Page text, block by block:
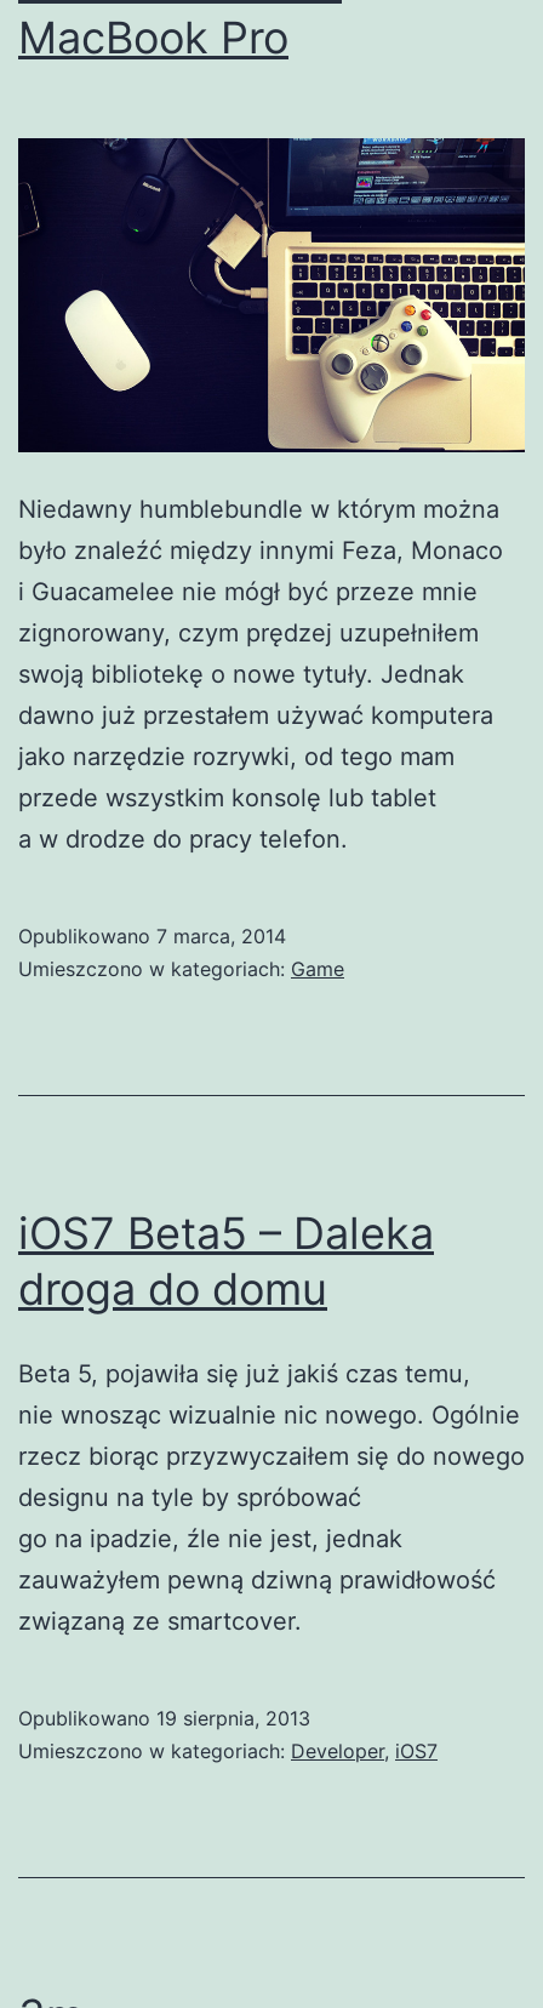
MacBook Pro
Niedawny humblebundle w którym można
było znaleźć między innymi Feza, Monaco
i Guacamelee nie mógł być przeze mnie
zignorowany, czym prędzej uzupełniłem
swoją bibliotekę o nowe tytuły. Jednak
dawno już przestałem używać komputera
jako narzędzie rozrywki, od tego mam
przede wszystkim konsolę lub tablet
a w drodze do pracy telefon.
Opublikowano 7 marca, 2014
Umieszczono w kategoriach: Game
iOS7 Beta5 – Daleka
droga do domu
Beta 5, pojawiła się już jakiś czas temu,
nie wnosząc wizualnie nic nowego. Ogólnie
rzecz biorąc przyzwyczaiłem się do nowego
designu na tyle by spróbować
go na ipadzie, źle nie jest, jednak
zauważyłem pewną dziwną prawidłowość
związaną ze smartcover.
Opublikowano 19 sierpnia, 2013
Umieszczono w kategoriach: Developer, iOS7